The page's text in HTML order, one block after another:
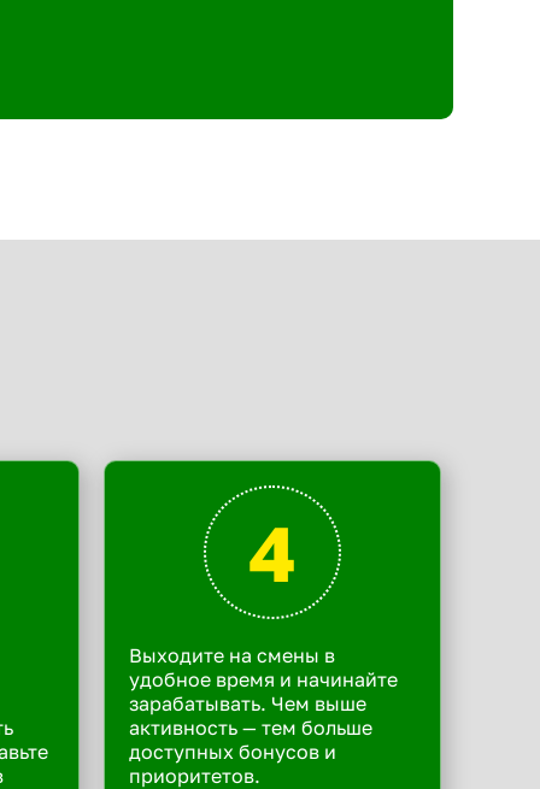
4
Выходите на смены в
удобное время и начинайте
зарабатывать. Чем выше
активность — тем больше
доступных бонусов и
приоритетов.